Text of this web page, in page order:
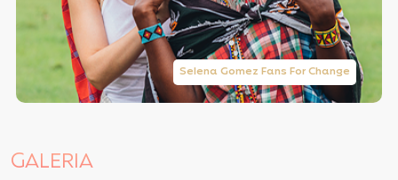
Selena Gomez Fans For Change
GALERIA